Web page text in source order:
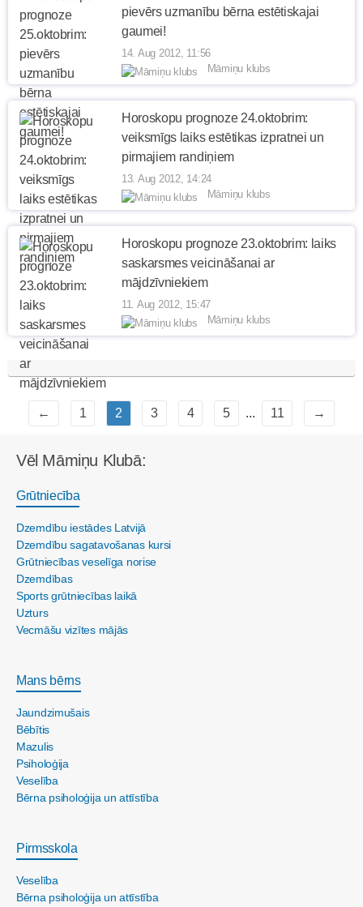
pievērs uzmanību bērna estētiskajai
gaumei!
14. Aug 2012, 11:56
Māmiņu klubs
Horoskopu prognoze 24.oktobrim:
veiksmīgs laiks estētikas izpratnei un
pirmajiem randiņiem
13. Aug 2012, 14:24
Māmiņu klubs
Horoskopu prognoze 23.oktobrim: laiks
saskarsmes veicināšanai ar
mājdzīvniekiem
11. Aug 2012, 15:47
Māmiņu klubs
← 1 2 3 4 5 ... 11 →
Vēl Māmiņu Klubā:
Grūtniecība
Dzemdību iestādes Latvijā
Dzemdību sagatavošanas kursi
Grūtniecības veselīga norise
Dzemdības
Sports grūtniecības laikā
Uzturs
Vecmāšu vizītes mājās
Mans bērns
Jaundzimušais
Bēbītis
Mazulis
Psiholoģija
Veselība
Bērna psiholoģija un attīstība
Pirmsskola
Veselība
Bērna psiholoģija un attīstība